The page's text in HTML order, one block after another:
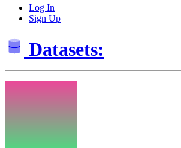
Log In
Sign Up
Datasets: